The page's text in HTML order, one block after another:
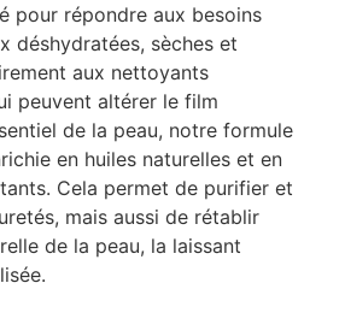
pour répondre aux besoins
déshydratées, sèches et
aux nettoyants
peuvent altérer le film
de la peau, notre formule
en huiles naturelles et en
Cela permet de purifier et
mais aussi de rétablir
de la peau, la laissant